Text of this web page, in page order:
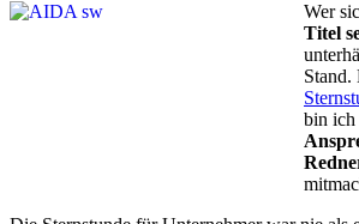
Wer
Titel
Stand.
bin